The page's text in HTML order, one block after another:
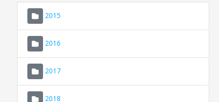
2015
2016
2017
2018